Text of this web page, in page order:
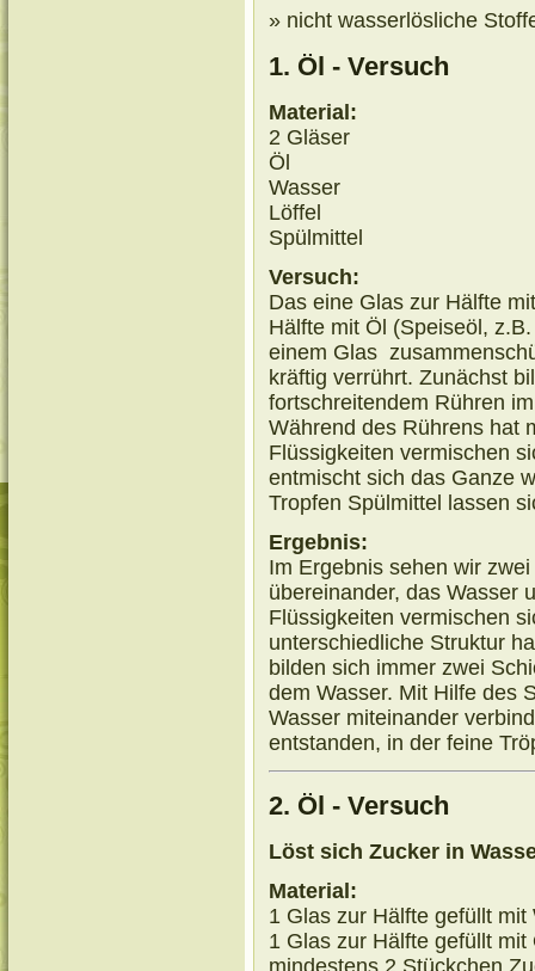
» nicht wasserlösliche
1. Öl - Versuch
Material:
2 Gläser
Öl
Wasser
Löffel
Spülmittel
Versuch:
Das eine Glas zur Hälfte
Hälfte mit Öl (Speiseöl,
einem Glas
kräftig verrührt. Zunächst
fortschreitendem Rühren
Während des Rührens hat
Flüssigkeiten vermischen
entmischt sich das Ganze
Tropfen Spülmittel lassen
Ergebnis:
Im Ergebnis sehen wir
übereinander, das Wasser
Flüssigkeiten vermischen
unterschiedliche Struktur
bilden sich immer zwei
dem Wasser. Mit Hilfe des
Wasser miteinander
entstanden, in der feine
2. Öl - Versuch
Löst sich Zucker in
Material:
1 Glas zur Hälfte gefüllt mit
1 Glas zur Hälfte gefüllt mit
mindestens 2 Stückchen